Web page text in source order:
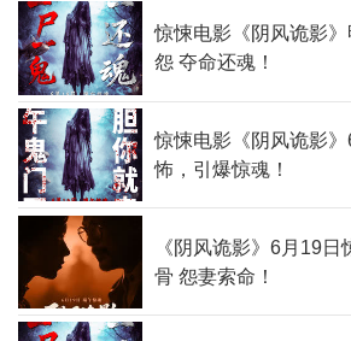
惊悚电影《阴风诡影
怨 夺命还魂！
惊悚电影《阴风诡影
怖，引爆惊魂！
《阴风诡影》6月19
骨 怨妻索命！